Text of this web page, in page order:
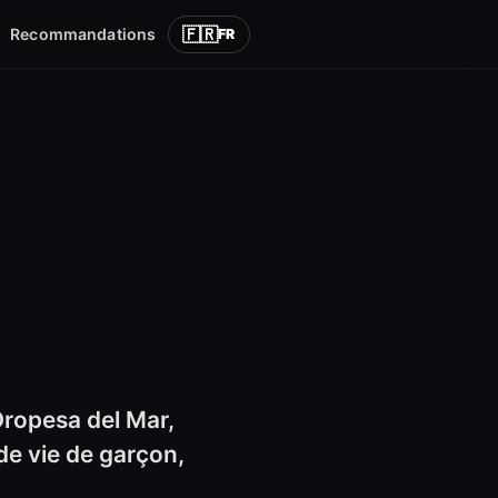
Recommandations 🇫🇷FR
del Mar,
vie de garçon,